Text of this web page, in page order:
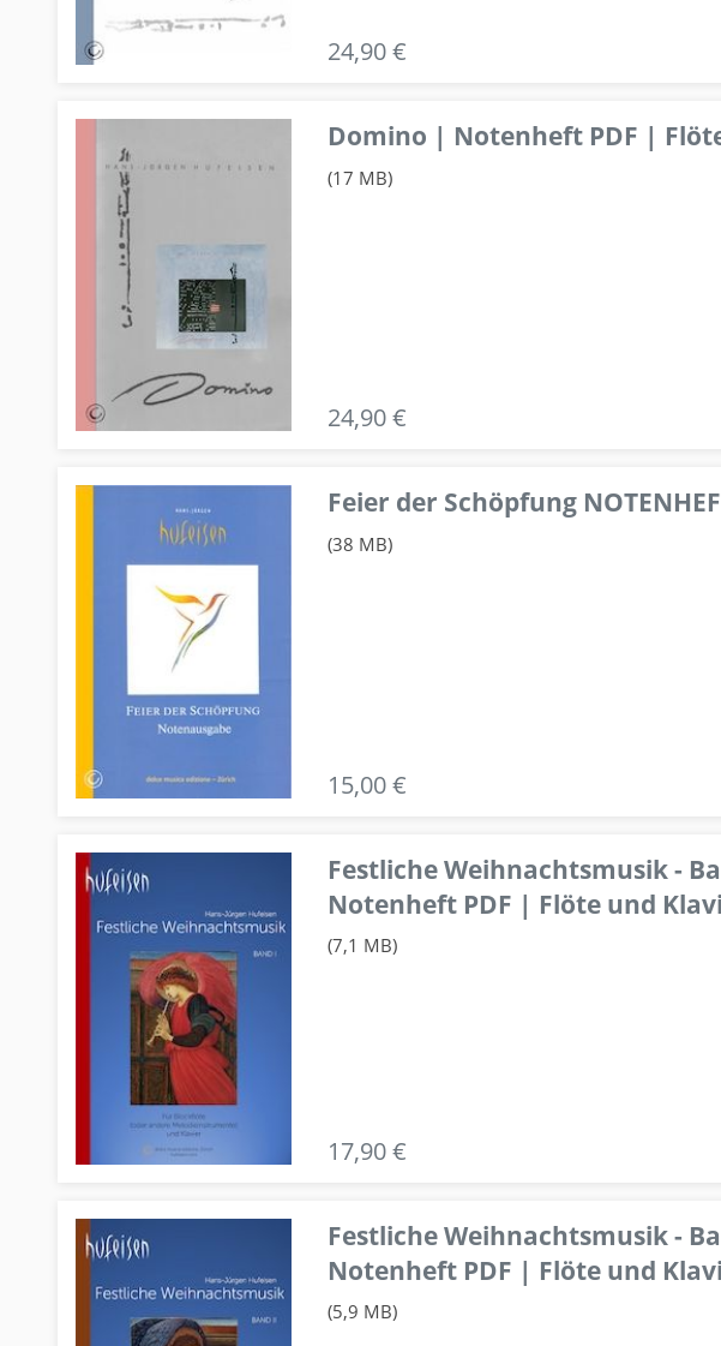
24,90 €
Domino | Notenheft PDF |
(17 MB)
24,90 €
Feier der Schöpfung
(38 MB)
15,00 €
Festliche Weihnachtsmusik -
Notenheft PDF | Flöte und
(7,1 MB)
17,90 €
Festliche Weihnachtsmusik -
Notenheft PDF | Flöte und
(5,9 MB)